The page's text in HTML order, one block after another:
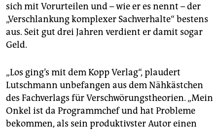
epaper login
sich mit Vorurteilen und – wie er es nennt – der
„Verschlankung komplexer Sachverhalte“ bestens
aus. Seit gut drei Jahren verdient er damit sogar
Geld.
„Los ging’s mit dem Kopp Verlag“, plaudert
Lutschmann unbefangen aus dem Nähkästchen
des Fachverlags für Verschwörungstheorien. „Mein
Onkel ist da Programmchef und hat Probleme
bekommen, als sein produktivster Autor einen